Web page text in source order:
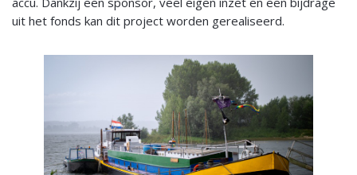
uit het fonds kan dit project worden gerealiseerd.